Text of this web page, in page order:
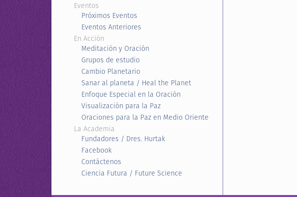
Eventos
Próximos Eventos
Eventos Anteriores
En Acción
Meditación y Oración
Grupos de estudio
Cambio Planetario
Sanar al planeta / Heal the Planet
Enfoque Especial en la Oración
Visualización para la Paz
Oraciones para la Paz en Medio Oriente
La Academia
Fundadores / Dres. Hurtak
Facebook
Contáctenos
Ciencia Futura / Future Science